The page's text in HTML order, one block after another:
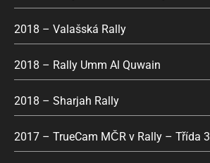
2018 – Valašská Rally
2018 – Rally Umm Al Quwain
2018 – Sharjah Rally
2017 – TrueCam MČR v Rally – Třída 3